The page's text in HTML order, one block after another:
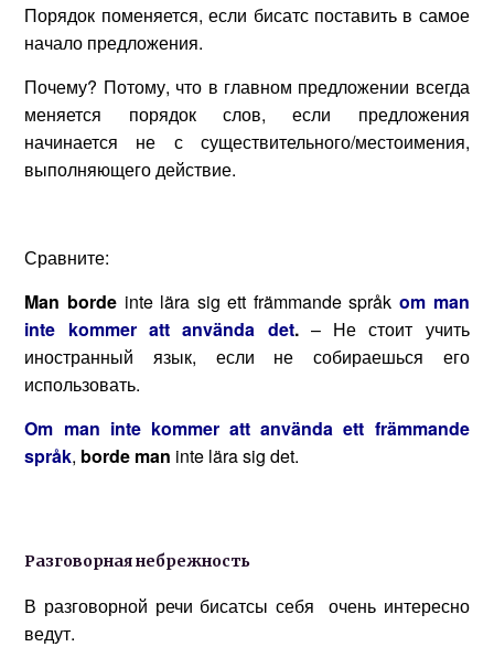
Порядок поменяется, если бисатс поставить в самое
начало предложения.
Почему? Потому, что в главном предложении всегда
меняется порядок слов, если предложения
начинается не с существительного/местоимения,
выполняющего действие.
Сравните:
Man bordeinte lära sig ett främmande språkom man
inte kommer att använda det. – Не стоит учить
иностранный язык, если не собираешься его
использовать.
Om man inte kommer att använda ett främmande
språk, borde man inte lära sig det.
Разговорная небрежность
В разговорной речи бисатсы себя очень интересно
ведут.